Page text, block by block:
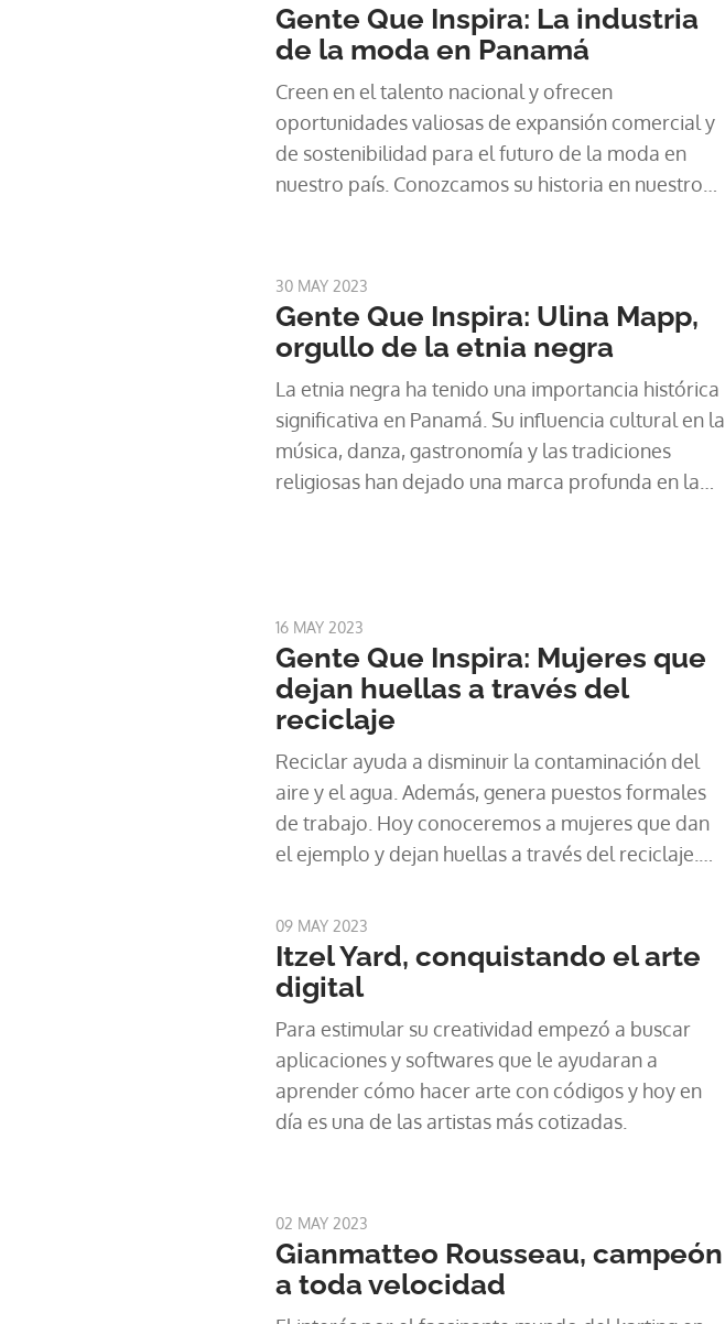
Gente Que Inspira: La industria
de la moda en Panamá
Creen en el talento nacional y ofrecen
oportunidades valiosas de expansión comercial y
de sostenibilidad para el futuro de la moda en
nuestro país. Conozcamos su historia en nuestro
30 MAY 2023
Gente Que Inspira: Ulina Mapp,
orgullo de la etnia negra
La etnia negra ha tenido una importancia histórica
significativa en Panamá. Su influencia cultural en la
música, danza, gastronomía y las tradiciones
religiosas han dejado una marca profunda en la
16 MAY 2023
Gente Que Inspira: Mujeres que
dejan huellas a través del
reciclaje
Reciclar ayuda a disminuir la contaminación del
aire y el agua. Además, genera puestos formales
de trabajo. Hoy conoceremos a mujeres que dan
el ejemplo y dejan huellas a través del reciclaje.
Gente Que Inspira.
09 MAY 2023
Itzel Yard, conquistando el arte
digital
Para estimular su creatividad empezó a buscar
aplicaciones y softwares que le ayudaran a
aprender cómo hacer arte con códigos y hoy en
día es una de las artistas más cotizadas.
02 MAY 2023
Gianmatteo Rousseau, campeón
a toda velocidad